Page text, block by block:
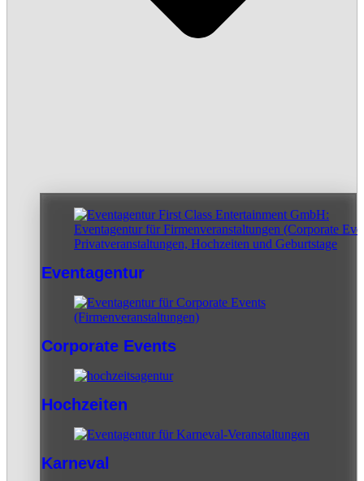
Eventagentur
Corporate Events
Hochzeiten
Karneval